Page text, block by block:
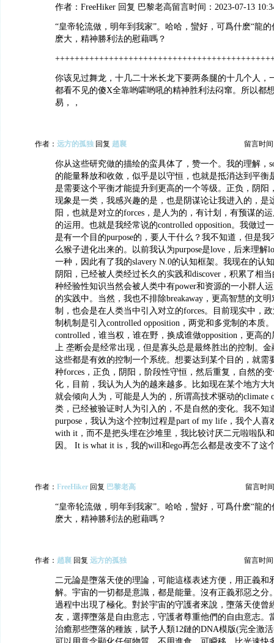
作者：FreeHiker 回复 巴黎老高留言时间：2023-07-13
“皇帝轮流做，明年到我家”。哈哈，蠻好，可爲什麽“龍
麽大，精神勝利法的慰藉嗎？
你该见过舞龙，十几二十米长龙下要两条腿的十几个人，
都看不见的傻X全靠哟嚯哟吼的精神胜利法闷窜。所以都
易，，
作者： 远方的孤独 回复 趙襄 留言时间
你从这些研究做的描绘的蛮具体了，赞一个。我的理解，
的能量释放和收敛，似乎是以守恒，也就是抵消达到平衡
是需要这个平衡才能提升到更高的一个等级。正负，阴阳
现象是一类，我感兴趣的是，也是阴谋论让我进入的，是
阳，也就是对立的forces，是人为的，有计划，有预谋的
的运用。也就是我经常说的controlled opposition。我做过
是有一个目的purpose的，要人干什么？我不知道，但是
么猴子进化出来的。以前我认为purpose是love，后来理解
一种，因此有了我的slavery N.0的认知框架。我现在的认
阴阳，已经被人类经过长久的实践和discover，积累了相
种经验性知识当然会被人类中有power和资源的一小群人
的实践中。当然，我也不排除breakaway，更高智慧的文
制，也会是在人类当中引入对立的forces。目前现实中，
制机制是引入controlled opposition，两党和多党制的本质
controlled，谁当权，谁在野，换成谁做opposition，更高
上 垄断会是经常出现，但是寡头总是最终胜出的控制。
这些都是有效的控制一个系统。想要达到某个目的，就需
种forces，正负，阴阳，阶段性守恒，然后重复，自然的
化，目前，我认为人为的越来越多。比如现在某个地方大
就会倾向人为，可能是人为的，所谓高技术驱动的climate
类，已经被验证时人为引入的，不是自然的变化。我不知
purpose，我认为这个控制过程是part of my life，我个人喜
with it，而不是把头埋在沙堆里，我比较讨厌二元啦啦队
因。 It is what it is，我的will和ego再怎么都是改变不了这
作者： FreeHiker 回复 巴黎老高 留言时
“皇帝轮流做，明年到我家”。哈哈，蠻好，可爲什麽“龍
麽大，精神勝利法的慰藉嗎？
作者： 趙襄 回复 远方的孤独 留言时间
二元論是墮落天使的理論，可能這樣表述方便，用正義和
解。宇宙的一切都是意識，都是能量。沒有正義邪惡之分
過程中出現了極化。對於宇宙的守護者來說，墮落天使曾
友，選擇墮落是自由意志，守護者尊重他們的自由意志。
治癒那些墮落的種族，賦予人類12鏈的DNA模版(完全激